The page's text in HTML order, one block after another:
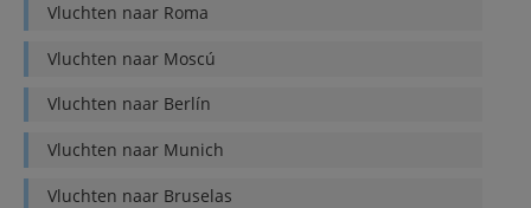
Vluchten naar Roma
Vluchten naar Moscú
Vluchten naar Berlín
Vluchten naar Munich
Vluchten naar Bruselas